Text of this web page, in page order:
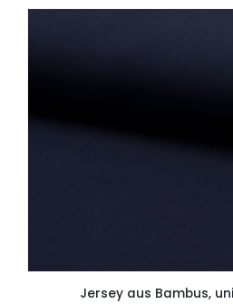
Jersey aus Bambus,